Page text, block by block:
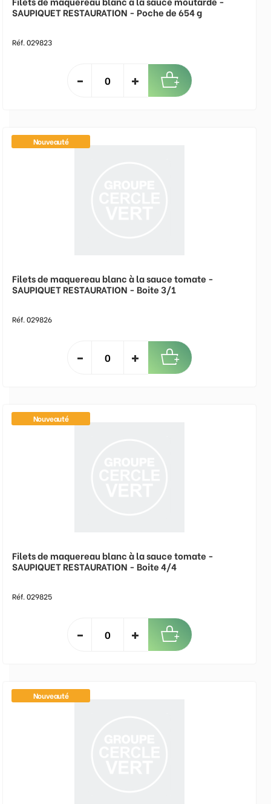
SAUPIQUET RESTAURATION - Poche de 654 g
Réf. 029823
Nouveauté
Filets de maquereau blanc à la sauce tomate -
SAUPIQUET RESTAURATION - Boite 3/1
Réf. 029826
Nouveauté
Filets de maquereau blanc à la sauce tomate -
SAUPIQUET RESTAURATION - Boite 4/4
Réf. 029825
Nouveauté